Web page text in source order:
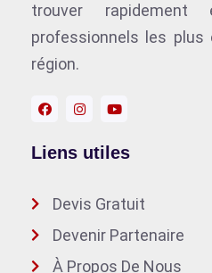
trouver
professionnels les
région.
Liens utiles
Devis Gratuit
Devenir Partenaire
À Propos De Nous